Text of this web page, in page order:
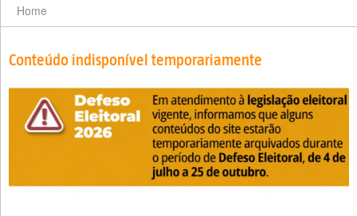
Canais
Home
Conteúdo indisponível temporariamente